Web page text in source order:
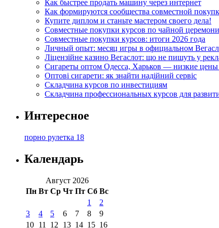
Как быстрее продать машину через интернет
Как формируются сообщества совместной
Купите диплом и станьте мастером своего дела!
Совместные покупки курсов по чайной
Совместные покупки курсов: итоги 2026 года
Личный опыт: месяц игры в официальном
Ліцензійне казино Вегаслот: що не пишуть у
Сигареты оптом Одесса, Харьков — низкие цены
Оптові сигарети: як знайти надійний сервіс
Складчина курсов по инвестициям
Складчина профессиональных курсов для
Интересное
порно рулетка 18
Календарь
Август 2026
Пн Вт Ср Чт Пт Сб Вс
1
2
3
4 5 6 7 8
9
10 11 12 13 14 15 16